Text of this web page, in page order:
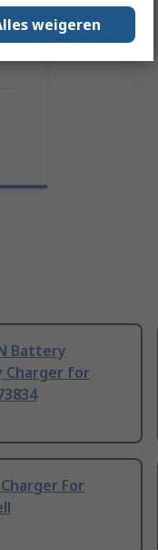
Battery
Charger for
For
weigeren